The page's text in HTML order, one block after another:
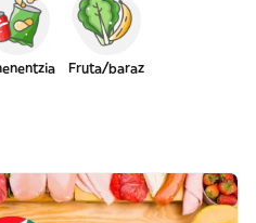
Fruta/baraz